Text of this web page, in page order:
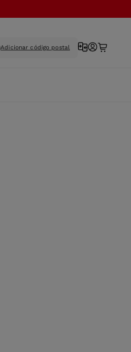
Adicionar código postal